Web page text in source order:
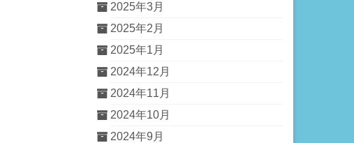
2025年3月
2025年2月
2025年1月
2024年12月
2024年11月
2024年10月
2024年9月